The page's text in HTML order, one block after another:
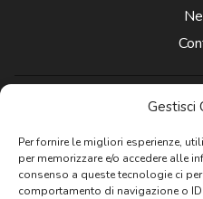
Gestisci
Per fornire le migliori esperienze,
per memorizzare e/o accedere alle
consenso a queste tecnologie ci
comportamento di navigazione o
Newsletter